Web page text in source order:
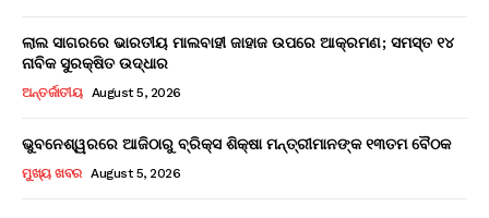
ଲାଲ ସାଗରରେ ଭାରତୀୟ ମାଲବାହୀ ଜାହାଜ ଉପରେ ଆକ୍ରମଣ; ସମସ୍ତ ୧୪
ନାବିକ ସୁରକ୍ଷିତ ଉଦ୍ଧାର
ଅନ୍ତର୍ଜାତୀୟ August 5, 2026
ଭୁବନେଶ୍ୱରରେ ଆଜିଠାରୁ ବ୍ରିକ୍ସ ଶିକ୍ଷା ମନ୍ତ୍ରୀମାନଙ୍କ ୧୩ତମ ବୈଠକ
ମୁଖ୍ୟ ଖବର August 5, 2026